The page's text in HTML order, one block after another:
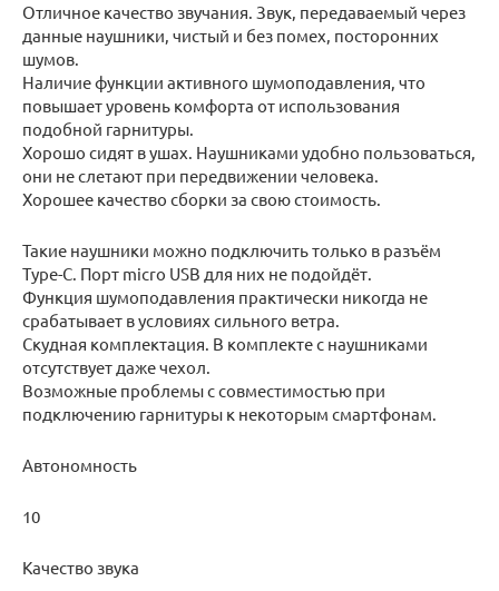
Отличное качество звучания. Звук, передаваемый через
данные наушники, чистый и без помех, посторонних
шумов.
Наличие функции активного шумоподавления, что
повышает уровень комфорта от использования
подобной гарнитуры.
Хорошо сидят в ушах. Наушниками удобно пользоваться,
они не слетают при передвижении человека.
Хорошее качество сборки за свою стоимость.
Такие наушники можно подключить только в разъём
Type-C. Порт micro USB для них не подойдёт.
Функция шумоподавления практически никогда не
срабатывает в условиях сильного ветра.
Скудная комплектация. В комплекте с наушниками
отсутствует даже чехол.
Возможные проблемы с совместимостью при
подключению гарнитуры к некоторым смартфонам.
Автономность
10
Качество звука